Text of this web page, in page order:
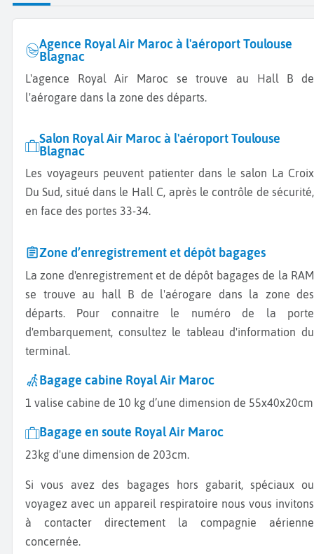
Agence Royal Air Maroc à l'aéroport Toulouse
Blagnac
L'agence Royal Air Maroc se trouve au Hall B de
l'aérogare dans la zone des départs.
Salon Royal Air Maroc à l'aéroport Toulouse
Blagnac
Les voyageurs peuvent patienter dans le salon La Croix
Du Sud, situé dans le Hall C, après le contrôle de sécurité,
en face des portes 33-34.
Zone d’enregistrement et dépôt bagages
La zone d'enregistrement et de dépôt bagages de la RAM
se trouve au hall B de l'aérogare dans la zone des
départs. Pour connaitre le numéro de la porte
d'embarquement, consultez le tableau d'information du
terminal.
Bagage cabine Royal Air Maroc
1 valise cabine de 10 kg d’une dimension de 55x40x20cm
Bagage en soute Royal Air Maroc
23kg d'une dimension de 203cm.
Si vous avez des bagages hors gabarit, spéciaux ou
voyagez avec un appareil respiratoire nous vous invitons
à contacter directement la compagnie aérienne
concernée.